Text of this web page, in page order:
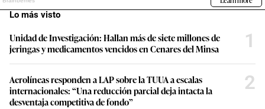
Lo más visto
Unidad de Investigación: Hallan más de siete millones de
jeringas y medicamentos vencidos en Cenares del Minsa
1
Aerolíneas responden a LAP sobre la TUUA a escalas
internacionales: “Una reducción parcial deja intacta la
desventaja competitiva de fondo”
2